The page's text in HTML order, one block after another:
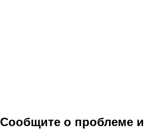
Сообщите о проблеме